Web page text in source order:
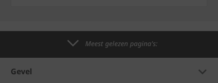
Meest gelezen pagina's:
Gevel